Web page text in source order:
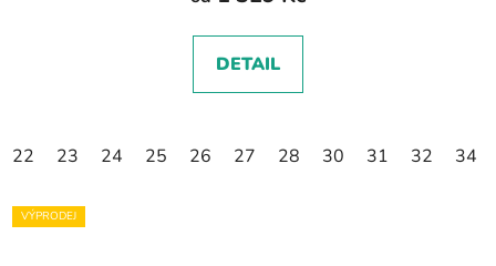
DETAIL
22 23 24 25 26 27 28 30 31 32 34
VÝPRODEJ